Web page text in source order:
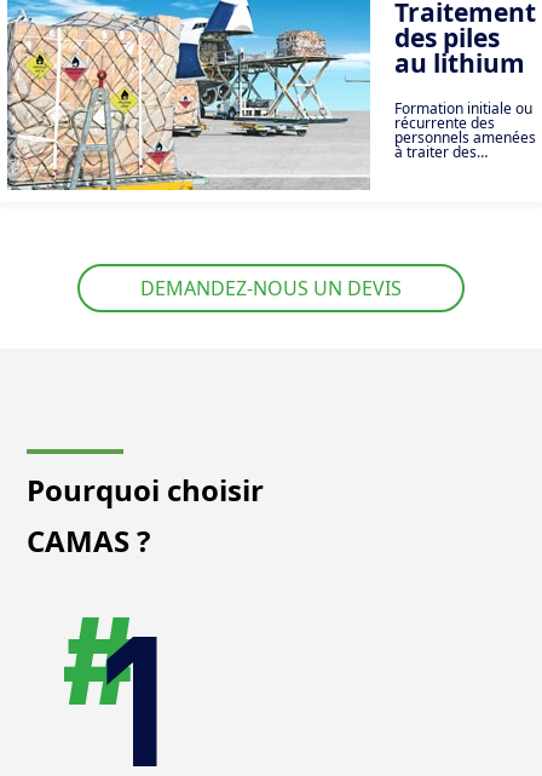
Traitement
des piles
au lithium
Formation initiale ou
récurrente des
personnels amenées
à traiter des
DEMANDEZ-NOUS UN DEVIS
Pourquoi choisir
CAMAS ?